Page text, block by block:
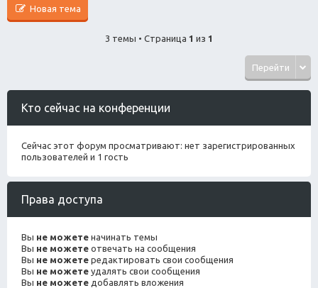
Новая тема
3 темы • Страница 1 из 1
Перейти
Кто сейчас на конференции
Сейчас этот форум просматривают: нет зарегистрированных
пользователей и 1 гость
Права доступа
Вы не можете начинать темы
Вы не можете отвечать на сообщения
Вы не можете редактировать свои сообщения
Вы не можете удалять свои сообщения
Вы не можете добавлять вложения